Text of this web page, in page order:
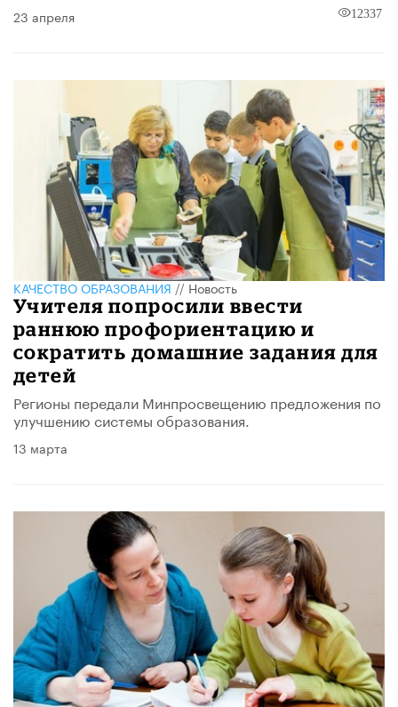
23 апреля 12337
КАЧЕСТВО ОБРАЗОВАНИЯ//Новость
Учителя попросили ввести
раннюю профориентацию и
сократить домашние задания для
детей
Регионы передали Минпросвещению предложения по
улучшению системы образования.
13 марта